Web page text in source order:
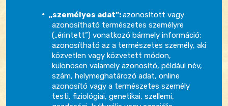
„személyes adat”:azonosított vagy
azonosítható természetes személyre
(„érintett”) vonatkozó bármely információ;
azonosítható az a természetes személy, aki
közvetlen vagy közvetett módon,
különösen valamely azonosító, például név,
szám, helymeghatározó adat, online
azonosító vagy a természetes személy
testi, fiziológiai, genetikai, szellemi,